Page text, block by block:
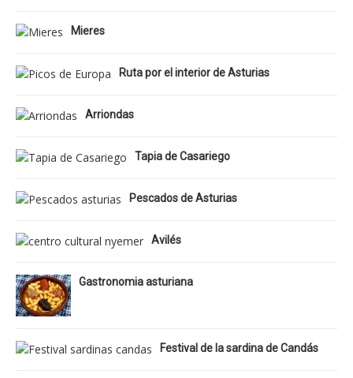
Mieres
Ruta por el interior de Asturias
Arriondas
Tapia de Casariego
Pescados de Asturias
Avilés
Gastronomia asturiana
Festival de la sardina de Candás